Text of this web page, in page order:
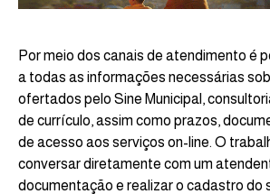
Por meio dos canais de atendimento é
a todas as informações necessárias
ofertados pelo Sine Municipal,
de currículo, assim como prazos,
de acesso aos serviços on-line. O
conversar diretamente com um
documentação e realizar o cadastro do